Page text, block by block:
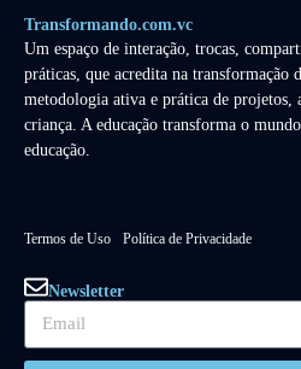
Transformando.com.vc
Um espaço de interação, trocas,
práticas, que acredita na transformação
metodologia ativa e prática de projetos,
criança. A educação transforma o
educação.
Termos de Uso Política de Privacidade
Newsletter